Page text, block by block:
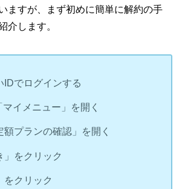
ますが、まず初めに簡単に解約の手
介します。
IDでログインする
マイメニュー」を開く
額プランの確認」を開く
」をクリック
をクリック